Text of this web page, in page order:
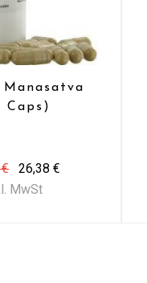
Manasatva
Caps)
26,38 €
MwSt